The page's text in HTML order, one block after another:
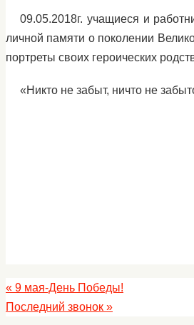
09.05.2018г. учащиеся и
личной памяти о поколении
портреты своих героических
«Никто не забыт, ничто не
« 9 мая-День Победы!
Последний звонок »